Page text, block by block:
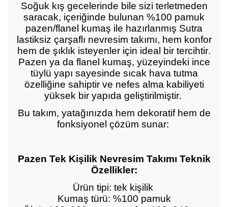
Soğuk kış gecelerinde bile sizi terletmeden
saracak, içeriğinde bulunan %100 pamuk
pazen/flanel kumaş ile hazırlanmış Sutra
lastiksiz çarşaflı nevresim takımı, hem konfor
hem de şıklık isteyenler için ideal bir tercihtir.
Pazen ya da flanel kumaş, yüzeyindeki ince
tüylü yapı sayesinde sıcak hava tutma
özelliğine sahiptir ve nefes alma kabiliyeti
yüksek bir yapıda geliştirilmiştir.
Bu takım, yatağınızda hem dekoratif hem de
fonksiyonel çözüm sunar:
Pazen Tek Kişilik Nevresim Takımı Teknik
Özellikler:
Ürün tipi: tek kişilik
Kumaş türü: %100 pamuk